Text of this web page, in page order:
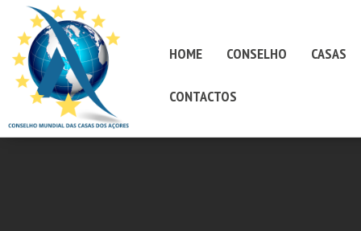
HOME CONSELHO CASAS
CONTACTOS